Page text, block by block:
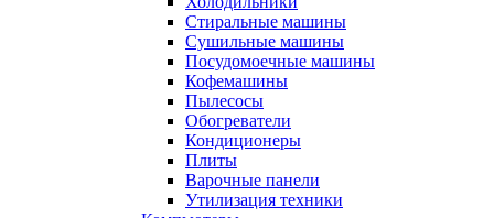
Стиральные машины
Сушильные машины
Посудомоечные машины
Кофемашины
Пылесосы
Обогреватели
Кондиционеры
Плиты
Варочные панели
Утилизация техники